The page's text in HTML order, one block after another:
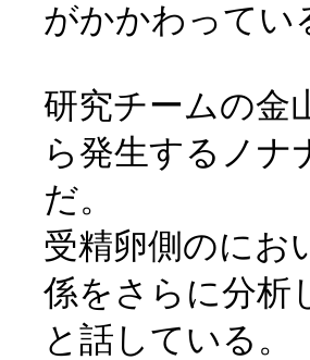
がかかわってい
研究チームの金
ら発生するノナ
だ。
受精卵側のにお
係をさらに分析
と話している。